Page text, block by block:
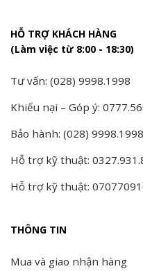
HỖ TRỢ KHÁCH HÀNG
(Làm việc từ 8:00 - 18:30)
Tư vấn: (028) 9998.1998
Khiếu nại – Góp ý:
Bảo hành: (028) 9998.1998
Hỗ trợ kỹ thuật:
Hỗ trợ kỹ thuật:
THÔNG TIN
Mua và giao nhận hàng